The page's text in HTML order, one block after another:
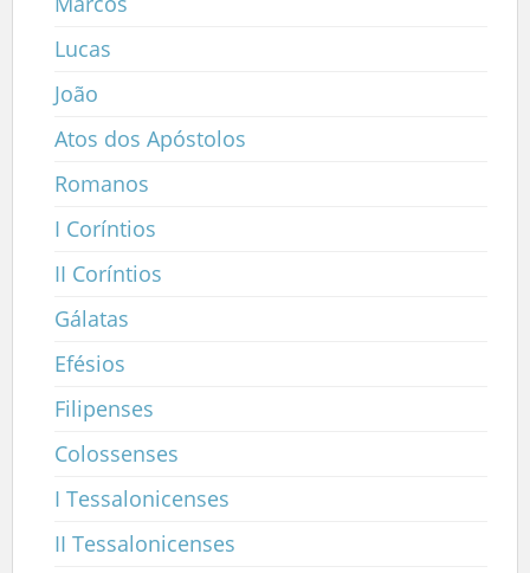
Lucas
João
Atos dos Apóstolos
Romanos
I Coríntios
II Coríntios
Gálatas
Efésios
Filipenses
Colossenses
I Tessalonicenses
II Tessalonicenses